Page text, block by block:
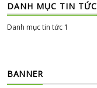
DANH MỤC TIN TỨC
Danh mục tin tức 1
BANNER